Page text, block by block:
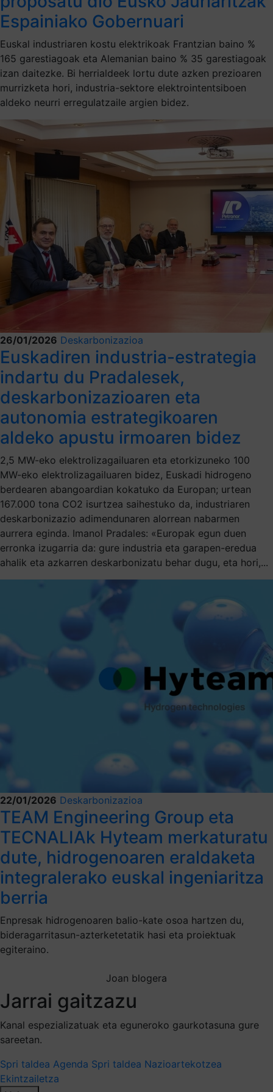
Espainiako Gobernuari
Euskal industriaren kostu elektrikoak Frantzian baino %
165 garestiagoak eta Alemanian baino % 35 garestiagoak
izan daitezke. Bi herrialdeek lortu dute azken prezioaren
murrizketa hori, industria-sektore elektrointentsiboen
aldeko neurri erregulatzaile argien bidez.
26/01/2026 Deskarbonizazioa
Euskadiren industria-estrategia
indartu du Pradalesek,
deskarbonizazioaren eta
autonomia estrategikoaren
aldeko apustu irmoaren bidez
2,5 MW-eko elektrolizagailuaren eta etorkizuneko 100
MW-eko elektrolizagailuaren bidez, Euskadi hidrogeno
berdearen abangoardian kokatuko da Europan; urtean
167.000 tona CO2 isurtzea saihestuko da, industriaren
deskarbonizazio adimendunaren alorrean nabarmen
aurrera eginda. Imanol Pradales: «Europak egun duen
erronka izugarria da: gure industria eta garapen-eredua
ahalik eta azkarren deskarbonizatu behar dugu, eta hori,...
22/01/2026 Deskarbonizazioa
TEAM Engineering Group eta
TECNALIAk Hyteam merkaturatu
dute, hidrogenoaren eraldaketa
integralerako euskal ingeniaritza
berria
Enpresak hidrogenoaren balio-kate osoa hartzen du,
bideragarritasun-azterketetatik hasi eta proiektuak
egiteraino.
Joan blogera
Jarrai gaitzazu
Kanal espezializatuak eta eguneroko gaurkotasuna gure
sareetan.
Spri taldea Agenda Spri taldea Nazioartekotzea
Ekintzailetza